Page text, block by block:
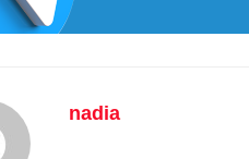
nadia